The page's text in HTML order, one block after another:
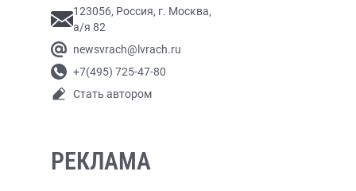
123056, Россия, г. Москва,
а/я 82
newsvrach@lvrach.ru
+7(495) 725-47-80
Стать автором
РЕКЛАМА